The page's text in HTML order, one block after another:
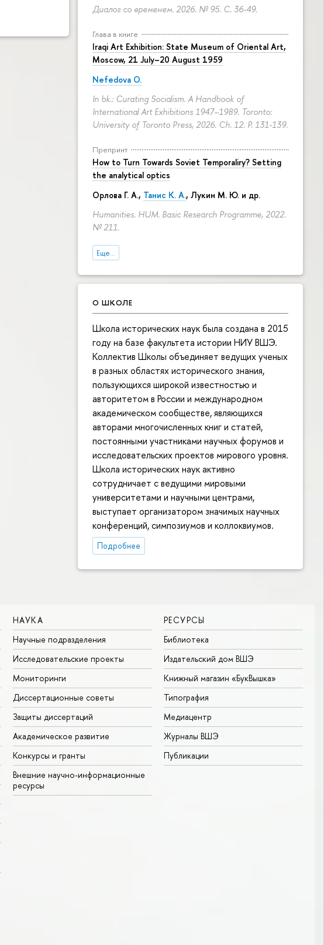
Диалог со временем. 2026. № 95. С. 36-49.
Глава в книге
Iraqi Art Exhibition: State Museum of Oriental Art,
Moscow, 21 July–20 August 1959
Nefedova O.
In bk.: Curating Socialism. A Handbook of
International Art Exhibitions 1947–1989. Toronto:
University of Toronto Press, 2026. Ch. 12. P. 131-139.
Препринт
How to Turn Towards Soviet Temporaliry? Setting
the analytical optics
Орлова Г. А., Танис К. А., Лукин М. Ю. и др.
Humanities. HUM. Basic Research Programme, 2022.
№ 211.
Еще...
О ШКОЛЕ
Школа исторических наук была создана в 2015
году на базе факультета истории НИУ ВШЭ.
Коллектив Школы объединяет ведущих ученых
в разных областях исторического знания,
пользующихся широкой известностью и
авторитетом в России и международном
академическом сообществе, являющихся
авторами многочисленных книг и статей,
постоянными участниками научных форумов и
исследовательских проектов мирового уровня.
Школа исторических наук активно
сотрудничает с ведущими мировыми
университетами и научными центрами,
выступает организатором значимых научных
конференций, симпозиумов и коллоквиумов.
Подробнее
НАУКА
Научные подразделения
Исследовательские проекты
Мониторинги
Диссертационные советы
Защиты диссертаций
Академическое развитие
Конкурсы и гранты
Внешние научно-информационные
ресурсы
РЕСУРСЫ
Библиотека
Издательский дом ВШЭ
Книжный магазин «БукВышка»
Типография
Медиацентр
Журналы ВШЭ
Публикации